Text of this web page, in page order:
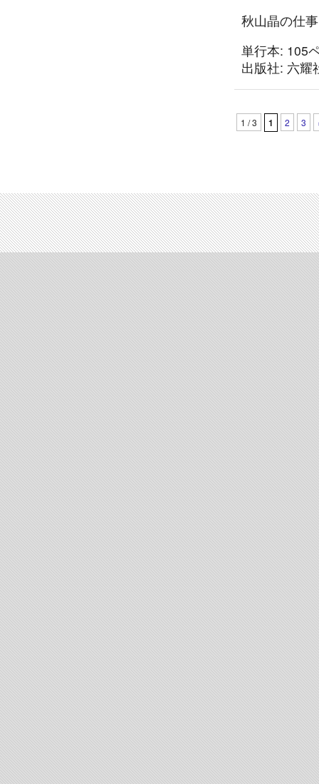
秋山晶の仕
単行本: 105
出版社: 六耀
1 / 3 1 2 3